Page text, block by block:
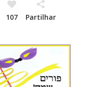
107 Partilhar